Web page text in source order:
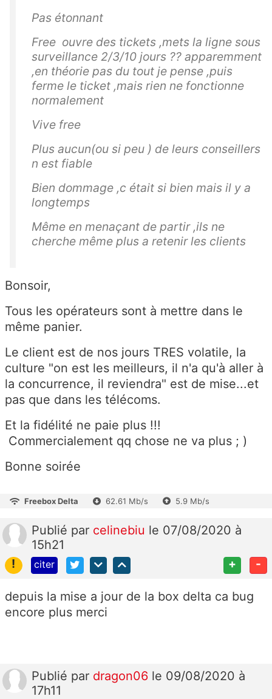
Pas étonnant
Free ouvre des tickets ,mets la ligne sous
surveillance 2/3/10 jours ?? apparemment
,en théorie pas du tout je pense ,puis
ferme le ticket ,mais rien ne fonctionne
normalement
Vive free
Plus aucun(ou si peu ) de leurs conseillers
n est fiable
Bien dommage ,c était si bien mais il y a
longtemps
Même en menaçant de partir ,ils ne
cherche même plus a retenir les clients
Bonsoir,
Tous les opérateurs sont à mettre dans le
même panier.
Le client est de nos jours TRES volatile, la
culture "on est les meilleurs, il n'a qu'à aller à
la concurrence, il reviendra" est de mise...et
pas que dans les télécoms.
Et la fidélité ne paie plus !!!
Commercialement qq chose ne va plus ; )
Bonne soirée
Freebox Delta 62.61 Mb/s 5.9 Mb/s
Publié par celinebiu le 07/08/2020 à
15h21
!
citer + -
depuis la mise a jour de la box delta ca bug
encore plus merci
Publié par dragon06 le 09/08/2020 à
17h11